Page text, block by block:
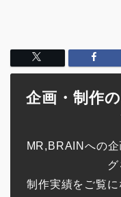
企画・制作
MR,BRAINへの
グ
制作実績をご覧